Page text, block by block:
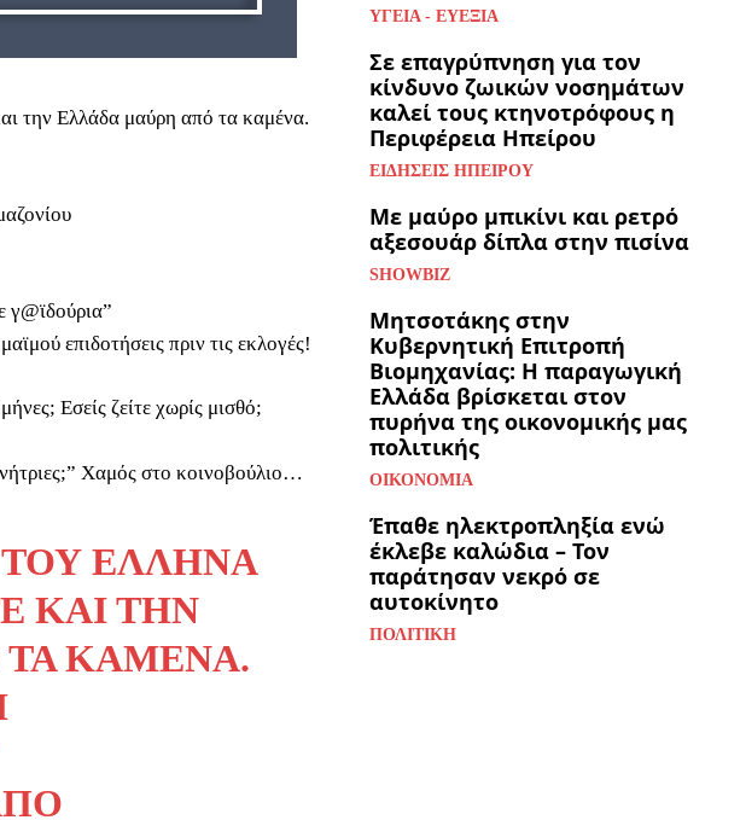
την Ελλάδα μαύρη από τα καμένα.
γ@ϊδούρια”
επιδοτήσεις πριν τις εκλογές!
Εσείς ζείτε χωρίς μισθό;
Χαμός στο κοινοβούλιο…
ΈΛΛΗΝΑ
ΚΑΙ ΤΗΝ
ΚΑΜΈΝΑ.
ΥΓΕΊΑ - ΕΥΕΞΊΑ
Σε επαγρύπνηση για τον
κίνδυνο ζωικών νοσημάτων
καλεί τους κτηνοτρόφους η
Περιφέρεια Ηπείρου
ΕΙΔΉΣΕΙΣ ΗΠΕΊΡΟΥ
Με μαύρο μπικίνι και ρετρό
αξεσουάρ δίπλα στην πισίνα
SHOWBIZ
Μητσοτάκης στην
Κυβερνητική Επιτροπή
Βιομηχανίας: Η παραγωγική
Ελλάδα βρίσκεται στον
πυρήνα της οικονομικής μας
πολιτικής
ΟΙΚΟΝΟΜΊΑ
Έπαθε ηλεκτροπληξία ενώ
έκλεβε καλώδια – Τον
παράτησαν νεκρό σε
αυτοκίνητο
ΠΟΛΙΤΙΚΉ